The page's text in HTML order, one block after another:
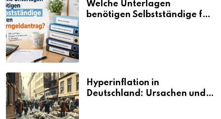
Welche Unterlagen
benötigen Selbstständige für
Hyperinflation in
Deutschland: Ursachen und